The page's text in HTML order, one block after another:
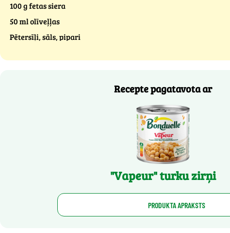
100 g fetas siera
50 ml olīveļļas
Pētersīļi, sāls, pipari
Recepte pagatavota ar
"Vapeur" turku zirņi
PRODUKTA APRAKSTS